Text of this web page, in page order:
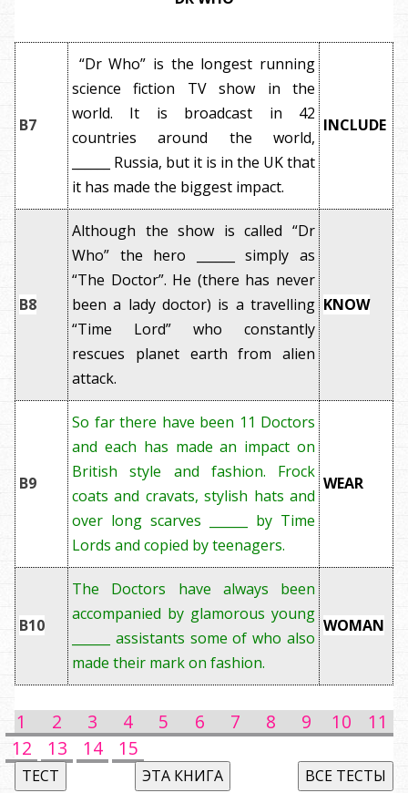
B7
“Dr Who” is the longest running
science fiction TV show in the
world. It is broadcast in 42
countries around the world,
______ Russia, but it is in the UK that
it has made the biggest impact.
INCLUDE
B8
Although the show is called “Dr
Who” the hero ______ simply as
“The Doctor”. He (there has never
been a lady doctor) is a travelling
“Time Lord” who constantly
rescues planet earth from alien
attack.
KNOW
B9
So far there have been 11 Doctors
and each has made an impact on
British style and fashion. Frock
coats and cravats, stylish hats and
over long scarves ______ by Time
Lords and copied by teenagers.
WEAR
B10
The Doctors have always been
accompanied by glamorous young
______ assistants some of who also
made their mark on fashion.
WOMAN
1 2 3 4 5 6 7 8 9 10
11
12
13 14 15
ТЕСТ ЭТА КНИГА ВСЕ ТЕСТЫ